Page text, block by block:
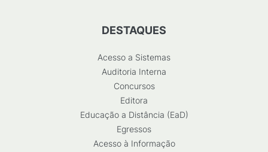
DESTAQUES
Acesso a Sistemas
Auditoria Interna
Concursos
Editora
Educação a Distância (EaD)
Egressos
Acesso à Informação